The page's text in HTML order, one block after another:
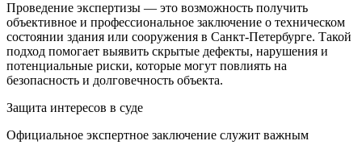
Проведение экспертизы — это возможность получить
объективное и профессиональное заключение о техническом
состоянии здания или сооружения в Санкт-Петербурге. Такой
подход помогает выявить скрытые дефекты, нарушения и
потенциальные риски, которые могут повлиять на
безопасность и долговечность объекта.
Защита интересов в суде
Официальное экспертное заключение служит важным